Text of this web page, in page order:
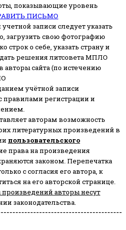
показывающие уровень
ПИСЬМО
записи следует указать
свою фотографию
строк о себе, указать страну и
решения литсовета МПЛО
авторы сайта (по истечению
учётной записи
правилами регистрации и
авторам возможность
литературных произведений в
пользовательского
права на произведения
законом. Перепечатка
с согласия его автора, к
на его авторской странице.
произведений авторы несут
законодательства.